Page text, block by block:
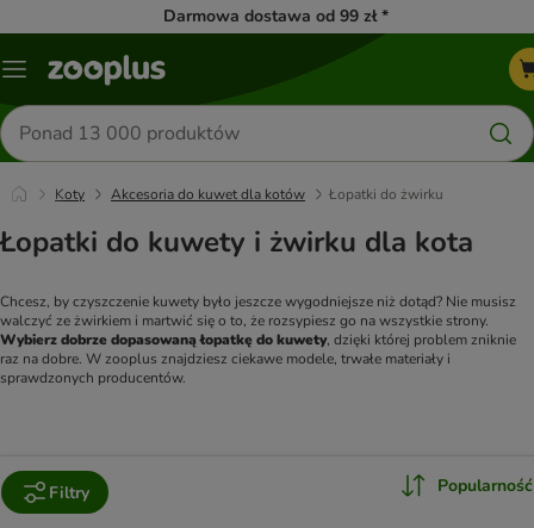
Darmowa dostawa od 99 zł *
Menu
Szukaj
produktów
Koty Akcesoria do kuwet dla kotów Łopatki do żwirku
Łopatki do kuwety i żwirku dla kota
Chcesz, by czyszczenie kuwety było jeszcze wygodniejsze niż dotąd? Nie musisz
Wybierz dobrze dopasowaną łopatkę do kuwety, dzięki której problem zniknie
raz na dobre. W zooplus znajdziesz ciekawe modele, trwałe materiały i
sprawdzonych producentów.
Filtry Popularność